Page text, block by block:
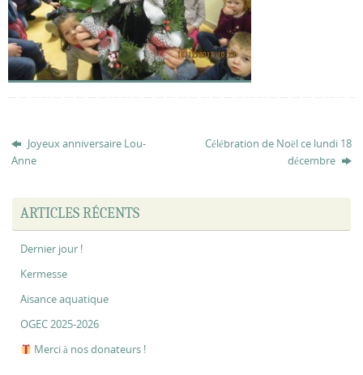
Joyeux anniversaire Lou-
Anne
Célébration de Noël ce lundi 18
décembre
ARTICLES RÉCENTS
Dernier jour !
Kermesse
Aisance aquatique
OGEC 2025-2026
Merci à nos donateurs !